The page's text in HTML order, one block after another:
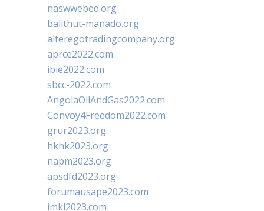
naswwebed.org
balithut-manado.org
alteregotradingcompany.org
aprce2022.com
ibie2022.com
sbcc-2022.com
AngolaOilAndGas2022.com
Convoy4Freedom2022.com
grur2023.org
hkhk2023.org
napm2023.org
apsdfd2023.org
forumausape2023.com
imkl2023.com